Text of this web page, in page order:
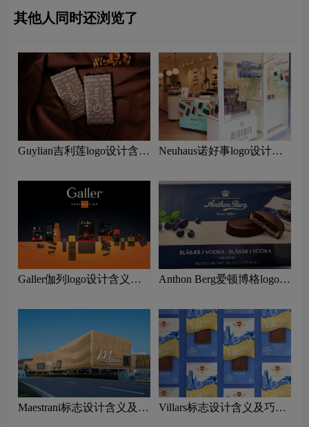
其他人同时还浏览了
Guylian吉利莲logo设计含义
Neuhaus诺好事logo设计含
Galler伽列logo设计含义及
Anthon Berg爱顿博格logo设
念
Maestrani标志设计含义及巧
Villars标志设计含义及巧克